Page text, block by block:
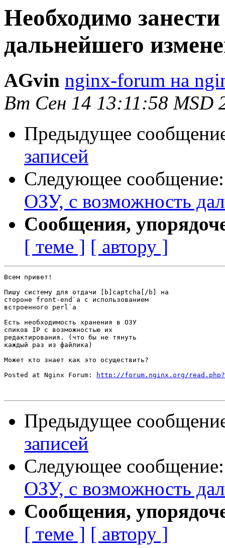
Необходимо
дальнейшего
AGvin nginx-forum на
Вт Сен 14 13:11:58 MSD
Предыдущее
записей
Следующее
ОЗУ, с возможность
Сообщения,
[ теме ] [ автору ]
Всем привет!
Пишу систему для отдачи [b]captcha[/b] на
стороне front-end`a с использованием
встроенного perl`a
Есть необходимость хранения в ОЗУ
спиков IP с возможностью их
редактирования. (что бы не тянуть
каждый раз из файлика)
Может кто знает как это осуществить?
Posted at Nginx Forum:
http://forum.nginx.org/
Предыдущее
записей
Следующее
ОЗУ, с возможность
Сообщения,
[ теме ] [ автору ]